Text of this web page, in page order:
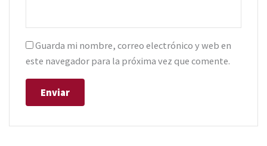
Guarda mi nombre, correo electrónico y web en
este navegador para la próxima vez que comente.